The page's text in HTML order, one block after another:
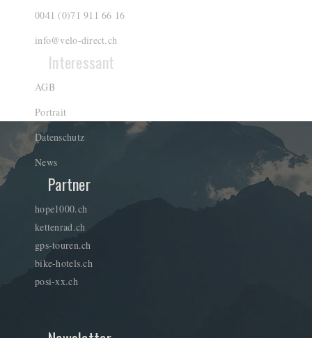
0041 (0)71 911 66 16
info@velo-direct.ch
Interessant
AGB
Portrait
Datenschutz
News
Partner
hope1000.ch
kettenrad.ch
gps-touren.ch
bike-hotels.ch
posi-xx.ch